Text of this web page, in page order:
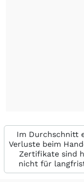
Im Durchschnitt
Verluste beim
Zertifikate sind
nicht für